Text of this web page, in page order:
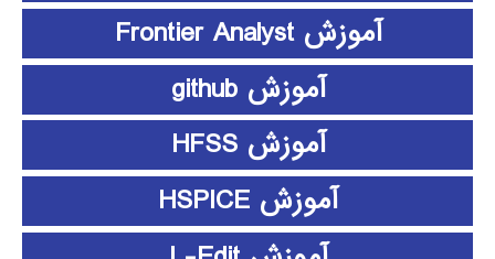
آموزش Frontier Analyst
آموزش github
آموزش HFSS
آموزش HSPICE